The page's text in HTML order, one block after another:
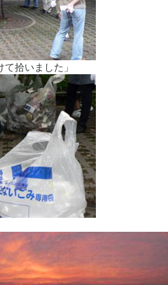
拾いました」